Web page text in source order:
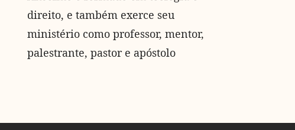
direito, e também exerce seu
ministério como professor, mentor,
palestrante, pastor e apóstolo